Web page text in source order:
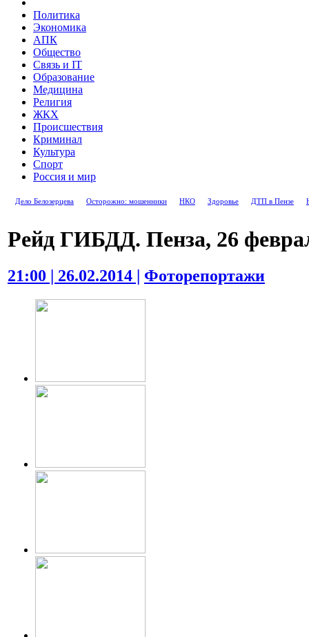
Политика
Экономика
АПК
Общество
Связь и IT
Образование
Медицина
Религия
ЖКХ
Происшествия
Криминал
Культура
Спорт
Россия и мир
Дело Белозерцева Осторожно: мошенники НКО Здоровье ДТП в Пензе
Рейд ГИБДД. Пенза, 26
21:00 | 26.02.2014 | Фоторепортажи